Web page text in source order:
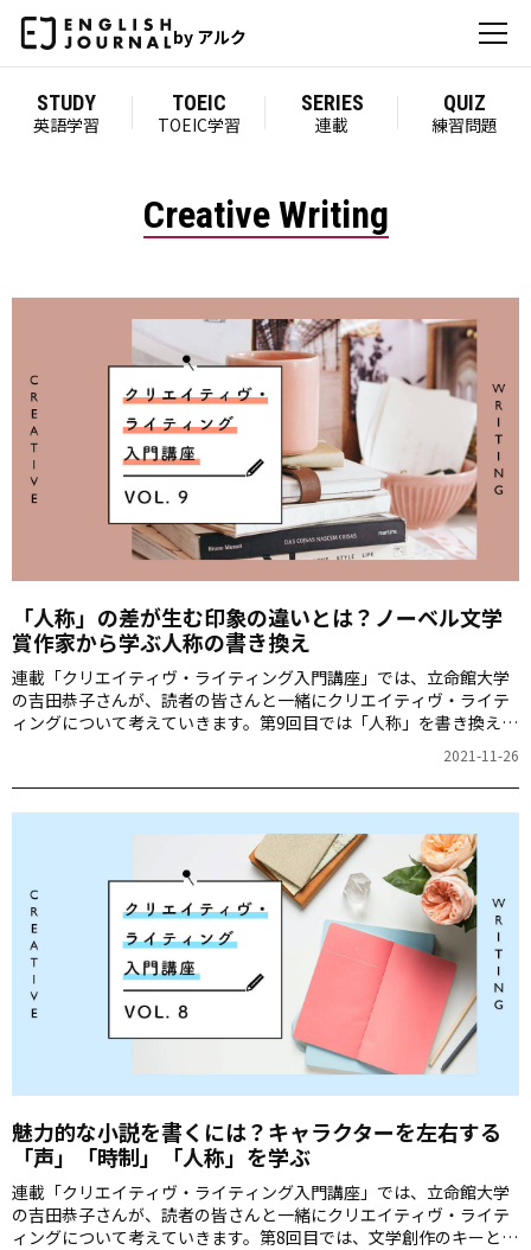
by アルク
STUDY
英語学習
TOEIC
TOEIC学習
SERIES
連載
QUIZ
練習問題
Creative Writing
「人称」の差が生む印象の違いとは？ノーベル文学
賞作家から学ぶ人称の書き換え
連載「クリエイティヴ・ライティング入門講座」では、立命館大学
の吉田恭子さんが、読者の皆さんと一緒にクリエイティヴ・ライテ
ィングについて考えていきます。第9回目では「人称」を書き換える
2021-11-26
魅力的な小説を書くには？キャラクターを左右する
「声」「時制」「人称」を学ぶ
連載「クリエイティヴ・ライティング入門講座」では、立命館大学
の吉田恭子さんが、読者の皆さんと一緒にクリエイティヴ・ライテ
ィングについて考えていきます。第8回目では、文学創作のキーとな